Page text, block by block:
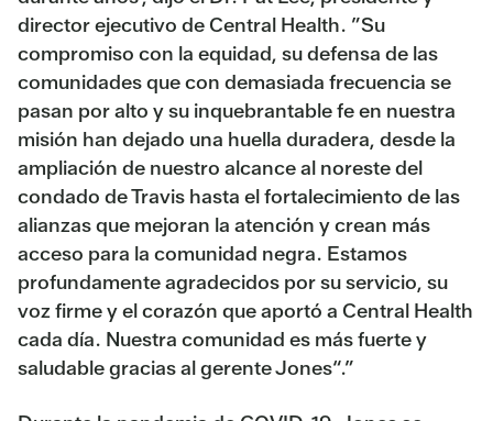
director ejecutivo de Central Health. ”Su
compromiso con la equidad, su defensa de las
comunidades que con demasiada frecuencia se
pasan por alto y su inquebrantable fe en nuestra
misión han dejado una huella duradera, desde la
ampliación de nuestro alcance al noreste del
condado de Travis hasta el fortalecimiento de las
alianzas que mejoran la atención y crean más
acceso para la comunidad negra. Estamos
profundamente agradecidos por su servicio, su
voz firme y el corazón que aportó a Central Health
cada día. Nuestra comunidad es más fuerte y
saludable gracias al gerente Jones“.”